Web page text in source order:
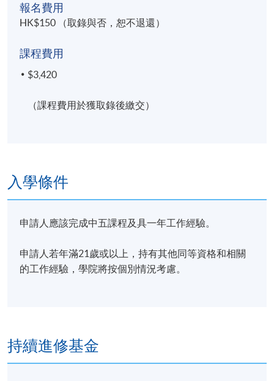
報名費用
HK$150 （取錄與否，恕不退還）
課程費用
$3,420
（課程費用於獲取錄後繳交）
入學條件
申請人應該完成中五課程及具一年工作經驗。
申請人若年滿21歲或以上，持有其他同等資格和相關
的工作經驗，學院將按個別情況考慮。
持續進修基金